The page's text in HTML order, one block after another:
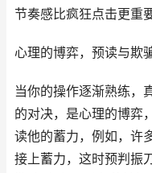
节奏感比疯狂点击更重要
心理的博弈，预读与欺
当你的操作逐渐熟练，
的对决，是心理的博弈
读他的蓄力，例如，许
接上蓄力，这时预判振